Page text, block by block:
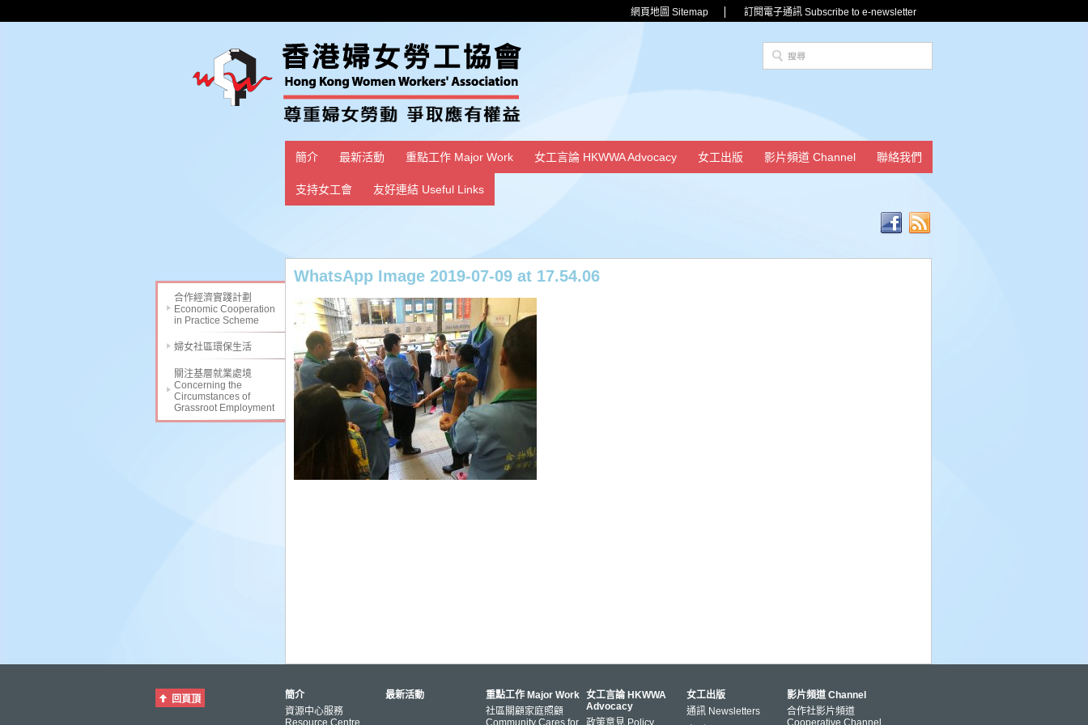
網頁地圖 Sitemap 訂閱電子通訊 Subscribe to e-newsletter
簡介 最新活動 重點工作 Major Work 女工言論 HKWWA Advocacy 女工出版 影片頻道 Channel 聯絡我們
支持女工會 友好連結 Useful Links
合作經濟實踐計劃
Economic Cooperation
in Practice Scheme
婦女社區環保生活
關注基層就業處境
Concerning the
Circumstances of
Grassroot Employment
WhatsApp Image 2019-07-09 at 17.54.06
回頁頂
簡介
資源中心服務
Resource Centre
最新活動
重點工作 Major Work
社區關顧家庭照顧
Community Cares for
女工言論 HKWWA
Advocacy
政策意見 Policy
女工出版
通訊 Newsletters
影片頻道 Channel
合作社影片頻道
Cooperative Channel